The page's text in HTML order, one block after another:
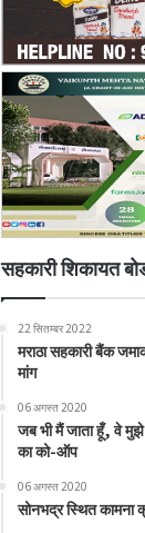
सहकारी शिकायत
22 सितम्बर 2022
मराठा सहकारी बैंक
मांग
06 अगस्त 2020
जब भी मैं जाता हूँ, वे
का को-ऑप
06 अगस्त 2020
सोनभद्र स्थित कामना